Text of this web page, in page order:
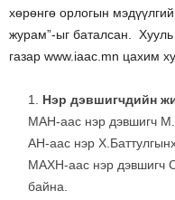
хөрөнгө орлогын
журам”-ыг баталсан.
газар www.iaac.mn цахим
Нэр дэвшигчдийн
МАН-аас нэр дэвшигч
АН-аас нэр
МАХН-аас нэр дэвшигч
байна.